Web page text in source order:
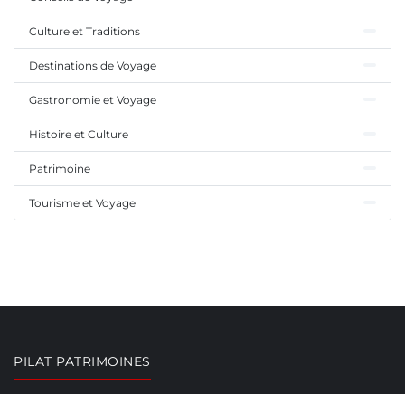
Culture et Traditions
Destinations de Voyage
Gastronomie et Voyage
Histoire et Culture
Patrimoine
Tourisme et Voyage
PILAT PATRIMOINES